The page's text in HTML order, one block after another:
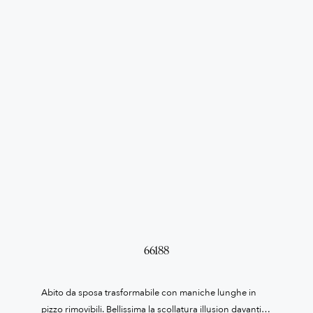
66188
Abito da sposa trasformabile con maniche lunghe in
pizzo rimovibili. Bellissima la scollatura illusion davanti